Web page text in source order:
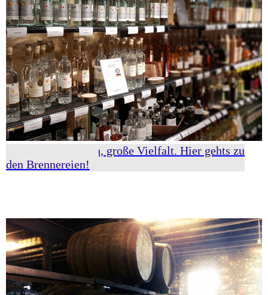
Klare Spirituosen, große Vielfalt. Hier gehts zu
den Brennereien!